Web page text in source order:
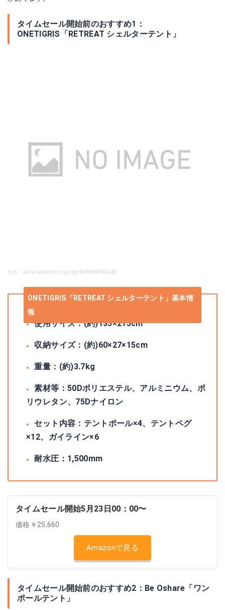
タイムセール開始前のおすすめ1：
ONETIGRIS「RETREAT シェルターテント」
出典：www.amazon.co.jp/dp/B09NKPRDNM
ONETIGRIS「RETREAT シェルターテント」基本情
報
使用サイズ：(約)135×215cm
収納サイズ：(約)‎60×27×15cm
重量：(約)3.7kg
素材等：50Dポリエステル、アルミニウム、ポ
リウレタン、75Dナイロン
セット内容：テントポール×4、テントペグ
×12、ガイライン×6
耐水圧：1,500mm
タイムセール開始5月23日00：00〜
価格￥25,660
Amazonで見る
タイムセール開始前のおすすめ2：Be Oshare「ワン
ポールテント」